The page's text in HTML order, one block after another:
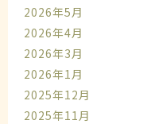
2026年5月
2026年4月
2026年3月
2026年1月
2025年12月
2025年11月